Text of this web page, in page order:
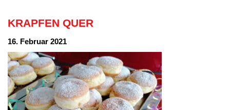
KRAPFEN QUER
16. Februar 2021